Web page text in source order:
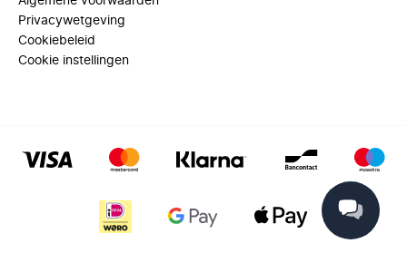
Privacywetgeving
Cookiebeleid
Cookie instellingen